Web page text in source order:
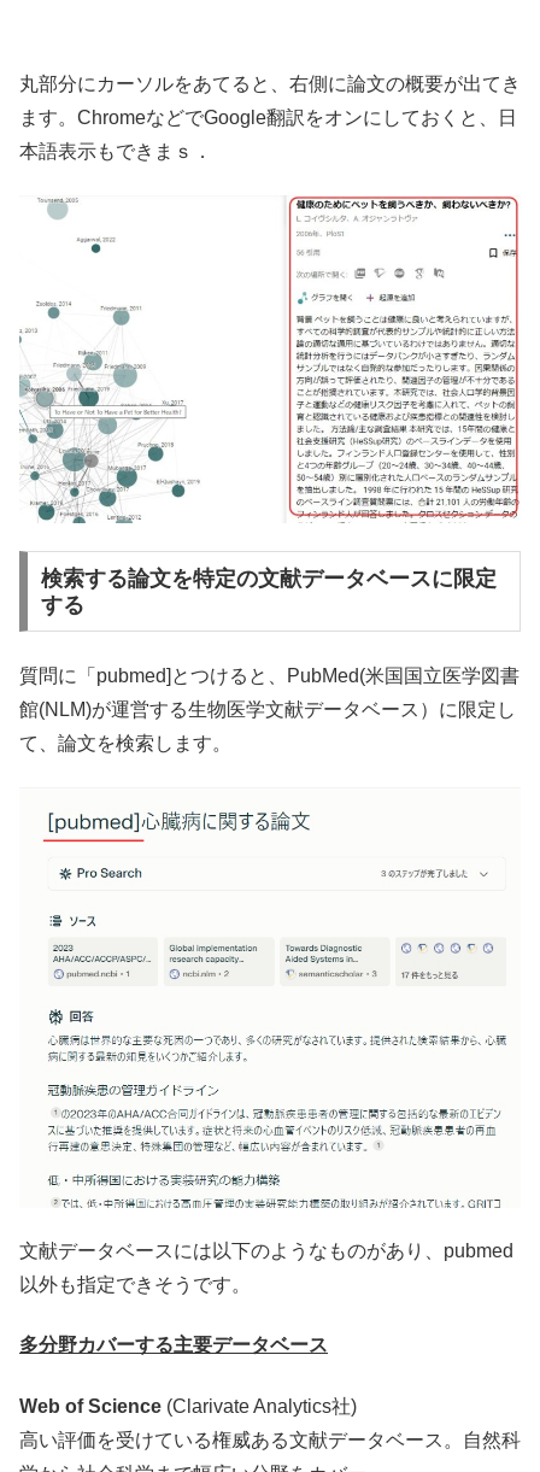
丸部分にカーソルをあてると、右側に論文の概要が出てき
ます。ChromeなどでGoogle翻訳をオンにしておくと、日
本語表示もできまｓ．
検索する論文を特定の文献データベースに限定
する
質問に「pubmed]とつけると、PubMed(米国国立医学図書
館(NLM)が運営する生物医学文献データベース）に限定し
て、論文を検索します。
文献データベースには以下のようなものがあり、pubmed
以外も指定できそうです。
多分野カバーする主要データベース
Web of Science (Clarivate Analytics社)
高い評価を受けている権威ある文献データベース。自然科